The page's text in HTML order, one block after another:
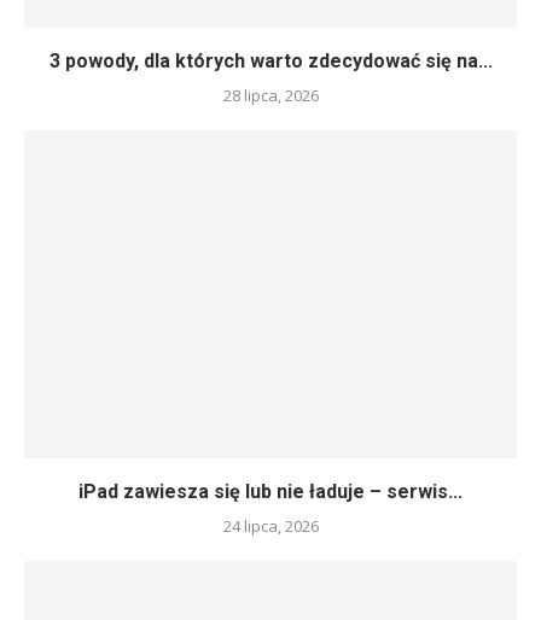
3 powody, dla których warto zdecydować się na...
28 lipca, 2026
iPad zawiesza się lub nie ładuje – serwis...
24 lipca, 2026